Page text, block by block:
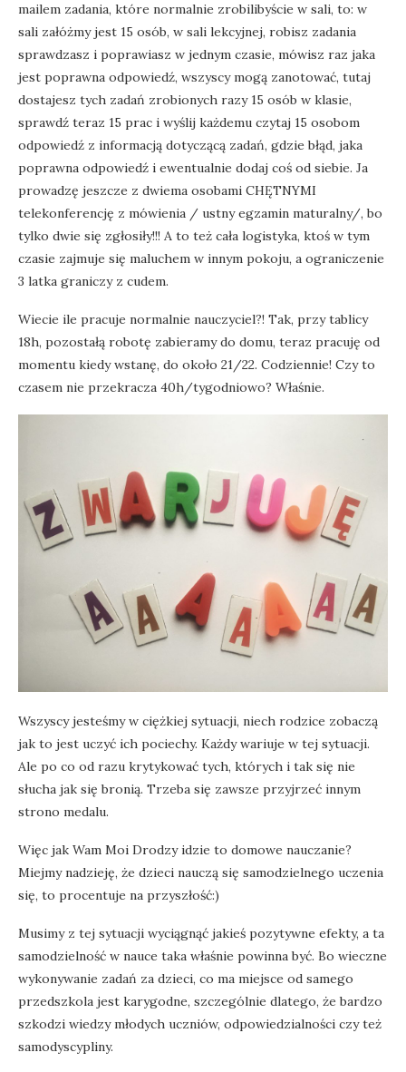
mailem zadania, które normalnie zrobilibyście w sali, to: w
sali załóżmy jest 15 osób, w sali lekcyjnej, robisz zadania
sprawdzasz i poprawiasz w jednym czasie, mówisz raz jaka
jest poprawna odpowiedź, wszyscy mogą zanotować, tutaj
dostajesz tych zadań zrobionych razy 15 osób w klasie,
sprawdź teraz 15 prac i wyślij każdemu czytaj 15 osobom
odpowiedź z informacją dotyczącą zadań, gdzie błąd, jaka
poprawna odpowiedź i ewentualnie dodaj coś od siebie. Ja
prowadzę jeszcze z dwiema osobami CHĘTNYMI
telekonferencję z mówienia / ustny egzamin maturalny/, bo
tylko dwie się zgłosiły!!! A to też cała logistyka, ktoś w tym
czasie zajmuje się maluchem w innym pokoju, a ograniczenie
3 latka graniczy z cudem.
Wiecie ile pracuje normalnie nauczyciel?! Tak, przy tablicy
18h, pozostałą robotę zabieramy do domu, teraz pracuję od
momentu kiedy wstanę, do około 21/22. Codziennie! Czy to
czasem nie przekracza 40h/tygodniowo? Właśnie.
Wszyscy jesteśmy w ciężkiej sytuacji, niech rodzice zobaczą
jak to jest uczyć ich pociechy. Każdy wariuje w tej sytuacji.
Ale po co od razu krytykować tych, których i tak się nie
słucha jak się bronią. Trzeba się zawsze przyjrzeć innym
strono medalu.
Więc jak Wam Moi Drodzy idzie to domowe nauczanie?
Miejmy nadzieję, że dzieci nauczą się samodzielnego uczenia
się, to procentuje na przyszłość:)
Musimy z tej sytuacji wyciągnąć jakieś pozytywne efekty, a ta
samodzielność w nauce taka właśnie powinna być. Bo wieczne
wykonywanie zadań za dzieci, co ma miejsce od samego
przedszkola jest karygodne, szczególnie dlatego, że bardzo
szkodzi wiedzy młodych uczniów, odpowiedzialności czy też
samodyscypliny.